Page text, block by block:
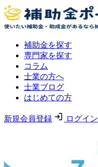
補助金を探す
専門家を探す
コラム
士業の方へ
士業ブログ
はじめての方
新規会員登録 ログイン